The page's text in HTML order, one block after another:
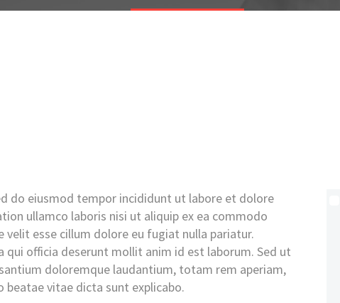
do eiusmod tempor incididunt ut labore et dolore
ullamco laboris nisi ut aliquip ex ea commodo
esse cillum dolore eu fugiat nulla pariatur.
officia deserunt mollit anim id est laborum. Sed ut
doloremque laudantium, totam rem aperiam,
vitae dicta sunt explicabo.